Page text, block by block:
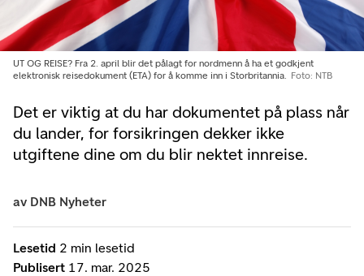
Det er viktig at du har dokumentet på plass når
du lander, for forsikringen dekker ikke
utgiftene dine om du blir nektet innreise.
UT OG REISE? Fra 2. april blir det pålagt for nordmenn å ha et godkjent
elektronisk reisedokument (ETA) for å komme inn i Storbritannia.
Foto: NTB
Lesetid 2 min lesetid
Publisert 17. mar. 2025
av DNB Nyheter